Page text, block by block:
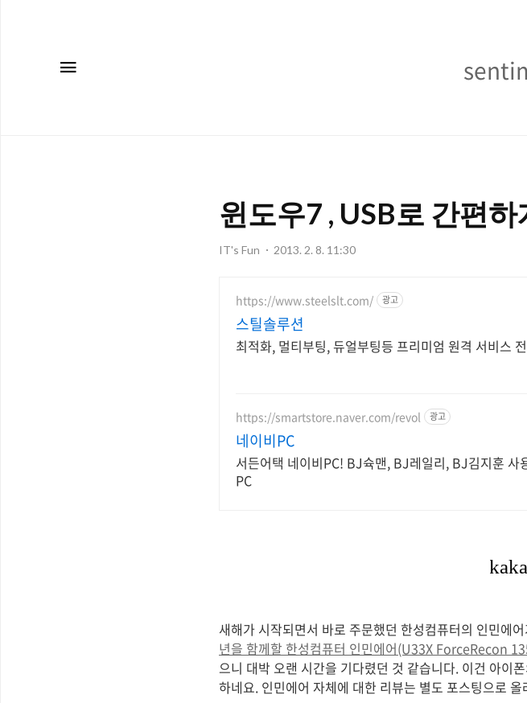
윈도우7 , USB로 간편
IT's Fun 2013. 2. 8. 11:30
https://www.steelslt.com/ 광고
스틸솔루션
최적화, 멀티부팅, 듀얼부팅등 프리미엄 원격 서비스
https://smartstore.naver.com/revol 광고
네이비PC
서든어택 네이비PC! BJ슉맨, BJ레일리, BJ김지훈 사
PC
새해가 시작되면서 바로 주문했던 한성컴퓨터의 인민에
년을 함께할 한성컴퓨터 인민에어(U33X ForceRecon
으니 대박 오랜 시간을 기다렸던 것 같습니다. 이건 아
하네요. 인민에어 자체에 대한 리뷰는 별도 포스팅으로